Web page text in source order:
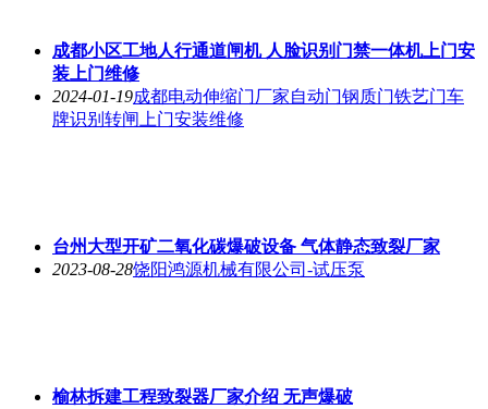
成都小区工地人行通道闸机 人脸识别门禁一体机上门安
装上门维修
2024-01-19成都电动伸缩门厂家自动门钢质门铁艺门车
牌识别转闸上门安装维修
台州大型开矿二氧化碳爆破设备 气体静态致裂厂家
2023-08-28饶阳鸿源机械有限公司-试压泵
榆林拆建工程致裂器厂家介绍 无声爆破